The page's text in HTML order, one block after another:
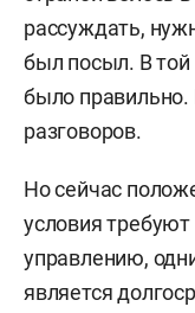
рассуждать,
был посыл. В той
было правильно.
разговоров.
Но сейчас
условия
управлению,
является